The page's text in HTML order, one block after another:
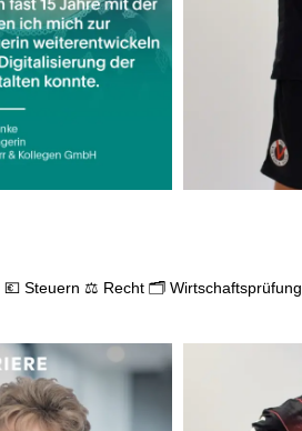
💶 Steuern ⚖️ Recht 🗂️ Wirtschaftsprüfung